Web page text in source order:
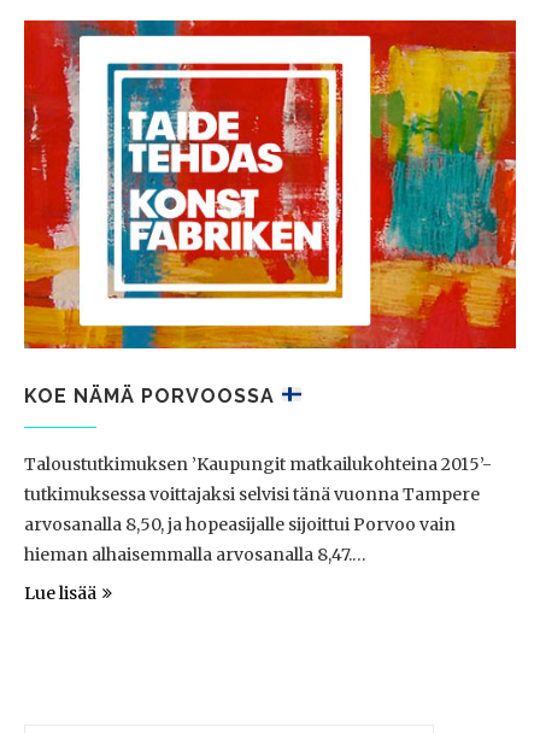
KOE NÄMÄ PORVOOSSA
Taloustutkimuksen ’Kaupungit matkailukohteina 2015’-
tutkimuksessa voittajaksi selvisi tänä vuonna Tampere
arvosanalla 8,50, ja hopeasijalle sijoittui Porvoo vain
hieman alhaisemmalla arvosanalla 8,47.…
Lue lisää